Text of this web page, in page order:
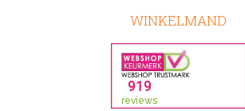
WINKELMAND